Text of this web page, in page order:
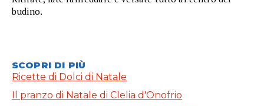
budino.
SCOPRI DI PIÙ
Ricette di Dolci di Natale
Il pranzo di Natale di Clelia d'Onofrio